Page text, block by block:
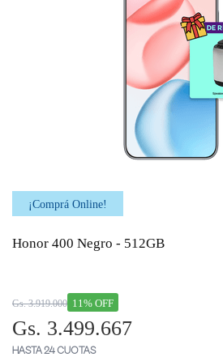
¡Comprá Online!
Honor 400 Negro - 512GB
11% OFF
Gs. 3.919.000
Gs. 3.499.667
HASTA 24 CUOTAS